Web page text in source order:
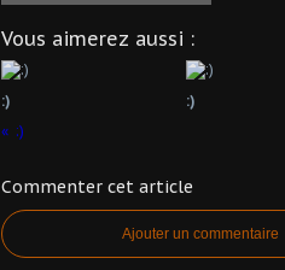
Vous aimerez aussi :
:) :)
:)
Commenter cet article
Ajouter un commentaire